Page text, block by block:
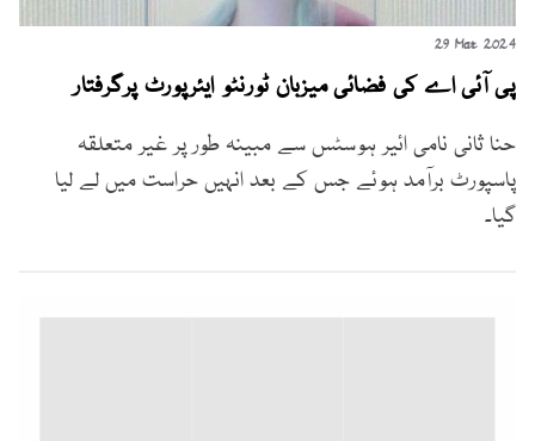
29 Mar 2024
پی آئی اے کی فضائی میزبان ٹورنٹو ایئرپورٹ پرگرفتار
حنا ثانی نامی ائیر ہوسٹس سے مبینہ طور پر غیر متعلقہ
پاسپورٹ برآمد ہوئے جس کے بعد انہیں حراست میں لے لیا
گیا۔